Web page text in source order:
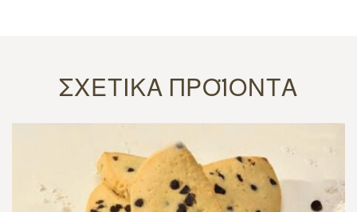
ΣΧΕΤΙΚΆ ΠΡΟΪΌΝΤΑ